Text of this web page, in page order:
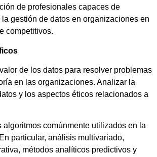
de profesionales capaces de
gestión de datos en organizaciones en
competitivos.
de los datos para resolver problemas
en las organizaciones. Analizar la
y los aspectos éticos relacionados a
algoritmos comúnmente utilizados en la
particular, análisis multivariado,
métodos analíticos predictivos y